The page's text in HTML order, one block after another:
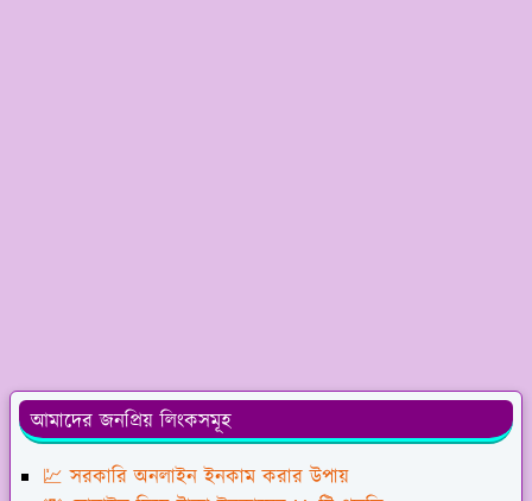
আমাদের জনপ্রিয় লিংকসমূহ
💹 সরকারি অনলাইন ইনকাম করার উপায়